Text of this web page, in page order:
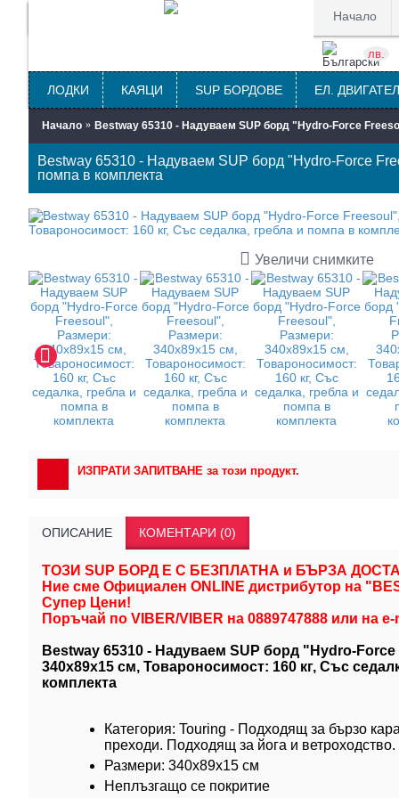
Начало
лв.
ЛОДКИ КАЯЦИ SUP БОРДОВЕ ЕЛ.
Начало Bestway 65310 - Надуваем SUP борд "Hydro-Force
Bestway 65310 - Надуваем SUP борд "Hydro-Force
помпа в комплекта
Увеличи снимките
ИЗПРАТИ ЗАПИТВАНЕ за този продукт.
ОПИСАНИЕ КОМЕНТАРИ (0)
ТОЗИ SUP БОРД Е С БЕЗПЛАТНА и БЪРЗА
Ние сме Официален ONLINE дистрибутор на
Супер Цени!
Поръчай по VIBER/VIBER на 0889747888 или на
Bestway 65310 - Надуваем SUP борд "Hydro-
340x89x15 см, Товароносимост: 160 кг, Със
комплекта
Категория: Touring - Подходящ за бързо
преходи. Подходящ за йога и ветроходство.
Размери: 340x89x15 см
Неплъзгащо се покритие